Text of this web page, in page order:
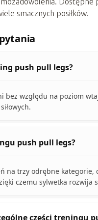
smacznych posiłków.
push pull legs?
względu na poziom
push pull legs?
na trzy odrębne kategorie,
czemu sylwetka rozwija
części treningu